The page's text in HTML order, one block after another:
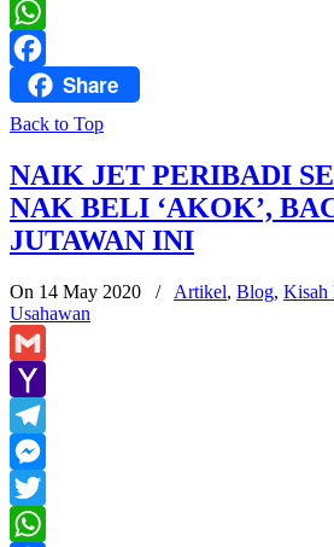
Twitter
WhatsApp
FacebookShare
Back to Top
NAIK JET PERIBADI
NAK BELI ‘AKOK’,
JUTAWAN INI
On 14 May 2020 / Artikel, Blog, Kisah
Usahawan
Gmail
Yahoo
Mail
Telegram
Messenger
Twitter